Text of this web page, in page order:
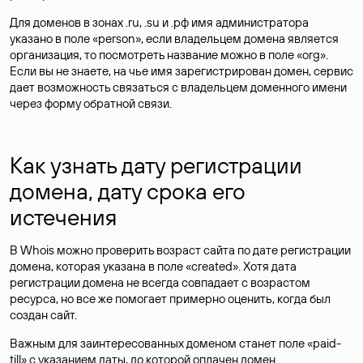
Для доменов в зонах .ru, .su и .рф имя администратора
указано в поле «person», если владельцем домена является
организация, то посмотреть название можно в поле «org».
Если вы не знаете, на чье имя зарегистрирован домен, сервис
дает возможность связаться с владельцем доменного имени
через форму обратной связи.
Как узнать дату регистрации
домена, дату срока его
истечения
В Whois можно проверить возраст сайта по дате регистрации
домена, которая указана в поле «created». Хотя дата
регистрации домена не всегда совпадает с возрастом
ресурса, но все же помогает примерно оценить, когда был
создан сайт.
Важным для заинтересованных доменом станет поле «paid-
till» с указанием даты, до которой оплачен домен.